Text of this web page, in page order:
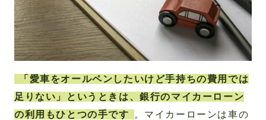
「愛車をオールペンしたいけど手持ちの費用では
足りない」というときは、銀行のマイカーローン
の利用もひとつの手です
。マイカーローンは車の